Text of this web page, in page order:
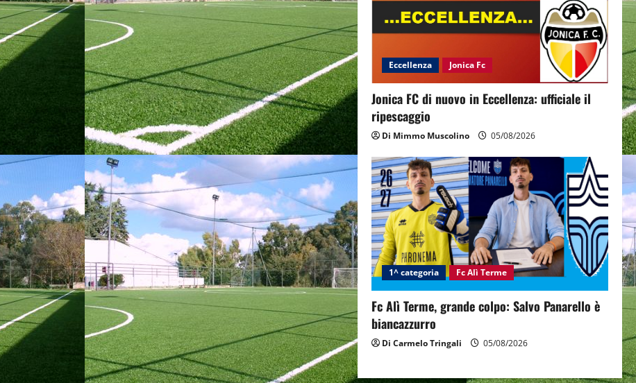
Eccellenza Jonica Fc
Jonica FC di nuovo in Eccellenza: ufficiale il
ripescaggio
Di Mimmo Muscolino 05/08/2026
1^ categoria Fc Alì Terme
Fc Alì Terme, grande colpo: Salvo Panarello è
biancazzurro
Di Carmelo Tringali 05/08/2026